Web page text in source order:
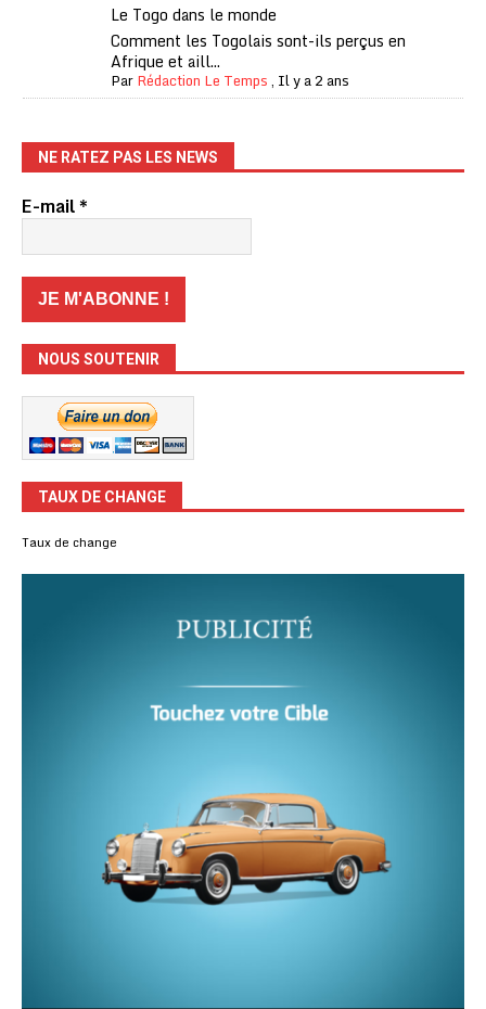
Le Togo dans le monde
Comment les Togolais sont-ils perçus en
Afrique et aill...
ParRédaction Le Temps, Il y a 2 ans
NE RATEZ PAS LES NEWS
E-mail*
NOUS SOUTENIR
TAUX DE CHANGE
Taux de change